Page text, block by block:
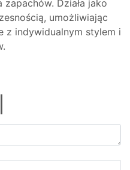
Działa jako
umożliwiając
z indywidualnym stylem i